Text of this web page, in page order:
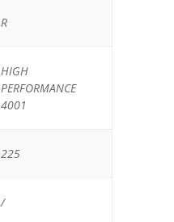
R
HIGH
PERFORMANCE
4001
225
/